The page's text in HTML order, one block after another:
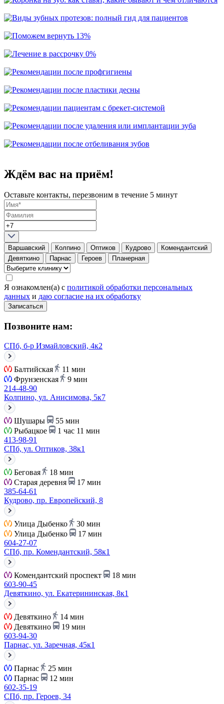
Ждём вас на приём!
Оставьте контакты, перезвоним в течение 5 минут
Варшавский Колпино Оптиков Кудрово
Комендантский
Девяткино
Парнас Героев Планерная
Я ознакомлен(а) с политикой обработки персональных
данных и даю согласие на их обработку
Записаться
Позвоните нам:
СПб, б-р Измайловский, 4к2
Балтийская
11 мин
Фрунзенская
9 мин
214-48-90
Колпино, ул. Анисимова, 5к7
Шушары
55 мин
Рыбацкое
1 час 11 мин
413-98-91
СПб, ул. Оптиков, 38к1
Беговая
18 мин
Старая деревня
17 мин
385-64-61
Кудрово, пр. Европейский, 8
Улица Дыбенко
30 мин
Улица Дыбенко
17 мин
604-27-07
СПб, пр. Комендантский, 58к1
Комендантский проспект
18 мин
603-90-45
Девяткино, ул. Екатерининская, 8к1
Девяткино
14 мин
Девяткино
19 мин
603-94-30
Парнас, ул. Заречная, 45к1
Парнас
25 мин
Парнас
12 мин
602-35-19
СПб, пр. Героев, 34